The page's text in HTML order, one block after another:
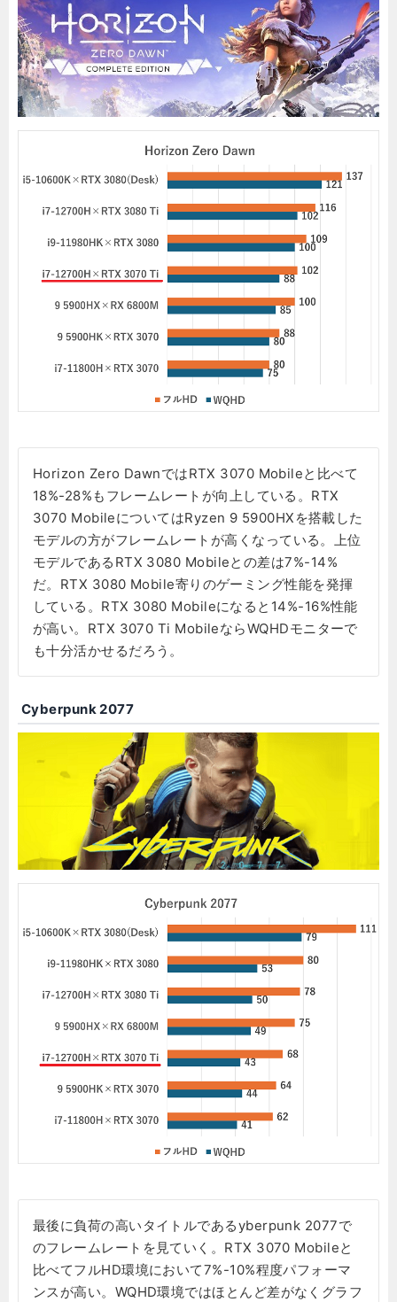
Horizon Zero DawnではRTX 3070 Mobileと比べて
18%-28%もフレームレートが向上している。RTX
3070 MobileについてはRyzen 9 5900HXを搭載した
モデルの方がフレームレートが高くなっている。上位
モデルであるRTX 3080 Mobileとの差は7%-14%
だ。RTX 3080 Mobile寄りのゲーミング性能を発揮
している。RTX 3080 Mobileになると14%-16%性能
が高い。RTX 3070 Ti MobileならWQHDモニターで
も十分活かせるだろう。
Cyberpunk 2077
最後に負荷の高いタイトルであるyberpunk 2077で
のフレームレートを見ていく。RTX 3070 Mobileと
比べてフルHD環境において7%-10%程度パフォーマ
ンスが高い。WQHD環境ではほとんど差がなくグラフ